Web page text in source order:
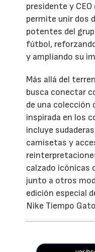
presidente y
permite unir dos
potentes del
fútbol,
y ampliando su
Más allá del
busca conectar
de una colección
inspirada en los
incluye
camisetas y
calzado icónicas
junto a otros
edición especial
Nike Tiempo